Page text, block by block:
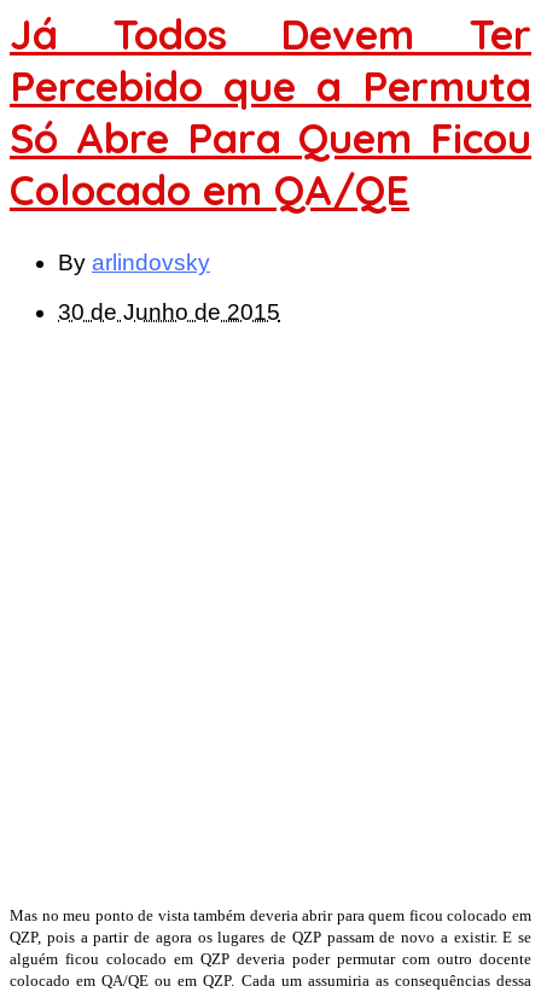
Já Todos Devem Ter
Percebido que a Permuta
Só Abre Para Quem Ficou
Colocado em QA/QE
By arlindovsky
30 de Junho de 2015
Mas no meu ponto de vista também deveria abrir para quem ficou colocado em
QZP, pois a partir de agora os lugares de QZP passam de novo a existir. E se
alguém ficou colocado em QZP deveria poder permutar com outro docente
colocado em QA/QE ou em QZP. Cada um assumiria as consequências dessa